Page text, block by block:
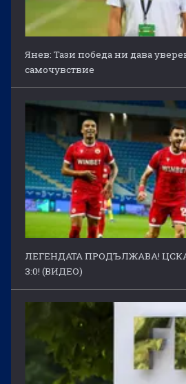
Янев: Тази победа ни дава
самочувствие
ЛЕГЕНДАТА ПРОДЪЛЖАВА! ЦСКА
3:0! (ВИДЕО)